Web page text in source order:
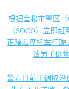
根据奎松市警区
（SOCO）立即
正骑着摩托车行
致男子倒
警方目前正调取沿